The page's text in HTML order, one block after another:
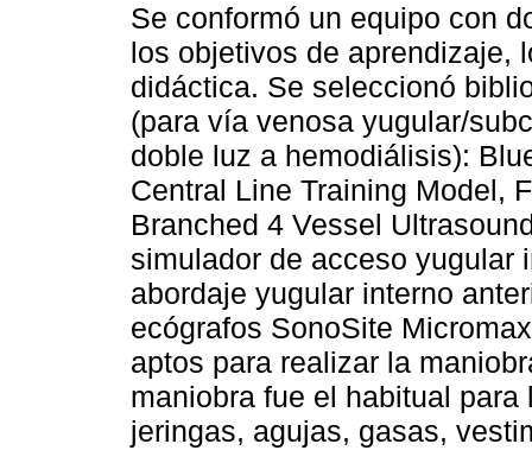
Se conformó un equipo con
los objetivos de aprendizaje,
didáctica. Se seleccionó
(para vía venosa yugular/
doble luz a hemodiálisis):
Central Line Training Model,
Branched 4 Vessel
simulador de acceso yugular
abordaje yugular interno
ecógrafos SonoSite
aptos para realizar la
maniobra fue el habitual
jeringas, agujas, gasas,